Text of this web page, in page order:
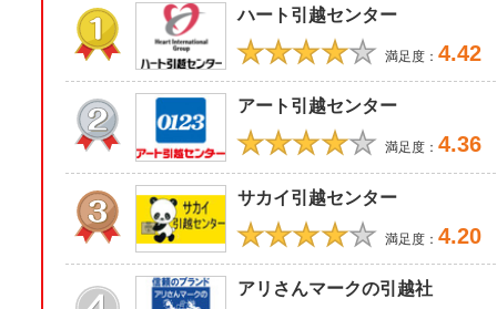
ハート引越センター
★★★★★ 満足度： 4.42
アート引越センター
★★★★★ 満足度： 4.36
サカイ引越センター
★★★★★ 満足度： 4.20
アリさんマークの引越社